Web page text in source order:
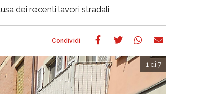
dei recenti lavori stradali
1 di 7